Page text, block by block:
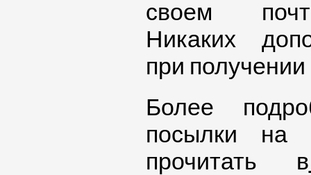
своем
Никаких
при
Более
посылки на
прочитать в